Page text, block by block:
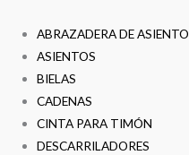
ABRAZADERA DE ASIENTO
ASIENTOS
BIELAS
CADENAS
CINTA PARA TIMÓN
DESCARRILADORES